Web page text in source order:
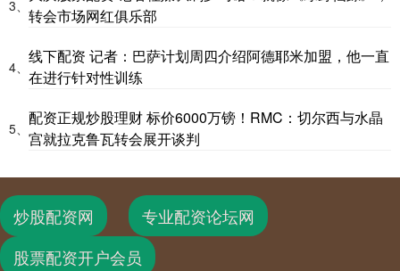
3、 转会市场网红俱乐部
4、
线下配资 记者：巴萨计划周四介绍阿德耶米加盟，他一直
在进行针对性训练
5、
配资正规炒股理财 标价6000万镑！RMC：切尔西与水晶
宫就拉克鲁瓦转会展开谈判
炒股配资网
专业配资论坛网
股票配资开户会员